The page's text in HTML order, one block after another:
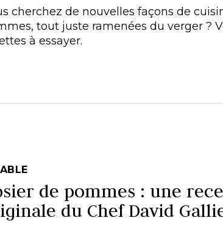
cherchez de nouvelles façons de
tout juste ramenées du verger ?
à essayer.
de pommes : une
du Chef David